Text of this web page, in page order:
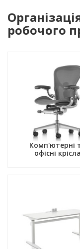
робочого
Комп'ютерні
офісні крісла